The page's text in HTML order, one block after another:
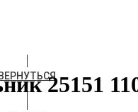
ВЕРНУТЬСЯ25151